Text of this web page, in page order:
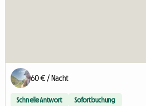
60 € / Nacht
Schnelle Antwort Sofortbuchung